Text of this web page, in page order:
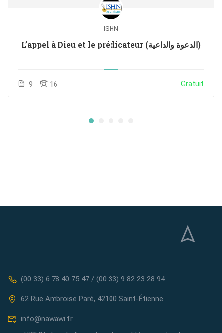
ISHN
L’appel à Dieu et le prédicateur (الدعوة والداعية)
9 16 Gratuit
(00 33) 6 78 40 75 47 / (00 33) 9 82 23 28 94
62 Rue Ambroise Paré, 42100 Saint-Étienne
info@nawawi.fr